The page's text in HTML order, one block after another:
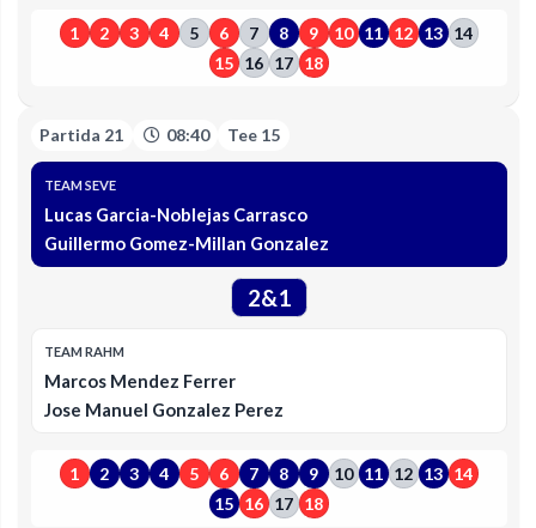
1 2 3 4 5 6 7 8 9 10 11 12 13 14
15 16 17 18
Partida 21 08:40 Tee 15
TEAM SEVE
Lucas Garcia-Noblejas Carrasco
Guillermo Gomez-Millan Gonzalez
2&1
TEAM RAHM
Marcos Mendez Ferrer
Jose Manuel Gonzalez Perez
1 2 3 4 5 6 7 8 9 10 11 12 13 14
15 16 17 18